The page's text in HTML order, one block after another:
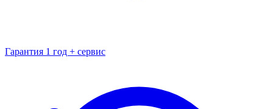
Гарантия 1 год + сервис